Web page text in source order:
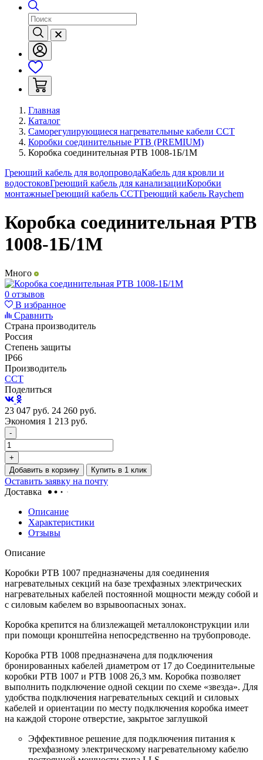
Главная
Каталог
Саморегулирующиеся нагревательные кабели ССТ
Коробки соединительные РТВ (PREMIUM)
Коробка соединительная РТВ 1008-1Б/1М
Греющий кабель для водопроводаКабель для кровли и
водостоковГреющий кабель для канализацииКоробки
монтажныеГреющий кабель ССТГреющий кабель Raychem
Коробка соединительная РТВ
1008-1Б/1М
Много
0 отзывов
В избранное
Сравнить
Страна производитель
Россия
Степень защиты
IP66
Производитель
ССТ
Поделиться
23 047 руб. 24 260 руб.
Экономия 1 213 руб.
-
+
Добавить в корзину
Купить в 1 клик
Оставить заявку на почту
Доставка
Описание
Характеристики
Отзывы
Описание
Коробки РТВ 1007 предназначены для соединения
нагревательных секций на базе трехфазных электрических
нагревательных кабелей постоянной мощности между собой и
с силовым кабелем во взрывоопасных зонах.
Коробка крепится на близлежащей металлоконструкции или
при помощи кронштейна непосредственно на трубопроводе.
Коробка РТВ 1008 предназначена для подключения
бронированных кабелей диаметром от 17 до Соединительные
коробки РТВ 1007 и РТВ 1008 26,3 мм. Коробка позволяет
выполнить подключение одной секции по схеме «звезда». Для
удобства подключения нагревательных секций и силовых
кабелей и ориентации по месту подключения коробка имеет
на каждой стороне отверстие, закрытое заглушкой
Эффективное решение для подключения питания к
трехфазному электрическому нагревательному кабелю